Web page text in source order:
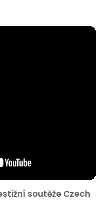
soutěže Czech